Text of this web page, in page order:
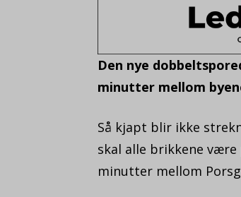
Den nye
minutter mellom
Så kjapt blir ikke
skal alle brikkene være
minutter mellom